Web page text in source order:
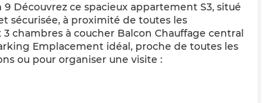
Découvrez ce spacieux appartement S3, situé
sécurisée, à proximité de toutes les
chambres à coucher Balcon Chauffage central
Emplacement idéal, proche de toutes les
ou pour organiser une visite :